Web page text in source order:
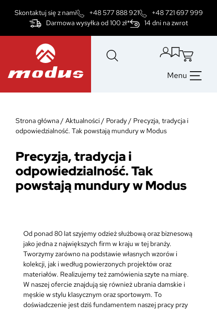
Skontaktuj się z nami +48 577 888 921
+48 721 697 999
Darmowa wysyłka od 100 zł*
14 dni na zwrot
Menu
Strona główna/ Aktualności/ Porady/ Precyzja, tradycja i
odpowiedzialność. Tak powstają mundury w Modus
Precyzja, tradycja i
odpowiedzialność. Tak
powstają mundury w Modus
Od ponad 80 lat szyjemy odzież służbową oraz biznesową
jako jedna z największych firm w kraju w tej branży.
Tworzymy zarówno na podstawie własnych wzorów i
kolekcji, jak i według powierzonych projektów oraz
materiałów. Realizujemy też zamówienia szyte na miarę.
W naszej ofercie znajdują się również ubrania damskie i
męskie w stylu klasycznym oraz sportowym. To
doświadczenie jest dziś fundamentem naszej pracy przy